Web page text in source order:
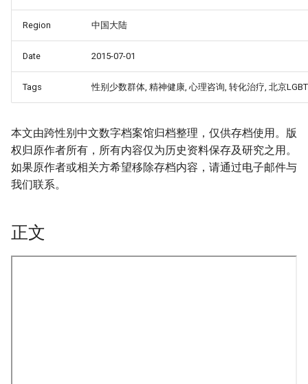
Region 中国大陆
Date 2015-07-01
Tags 性别少数群体, 精神健康, 心理咨询, 转化治疗, 北京
本文由跨性别中文数字档案馆归档整理，仅供存档使用。版
权归原作者所有，所有内容仅为历史资料保存及研究之用。
如果原作者或相关方希望移除存档内容，请通过电子邮件与
我们联系。
正文